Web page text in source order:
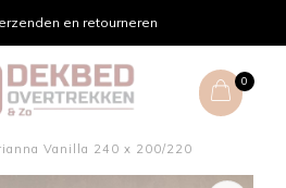
en retourneren
0
Vanilla 240 x 200/220